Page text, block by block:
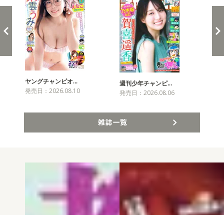
ヤングチャンピオ…
発売日：2026.08.10
週刊少年チャンピ…
発売日：2026.08.06